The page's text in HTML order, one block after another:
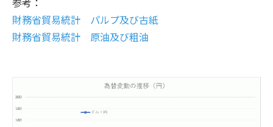
財務省貿易統計 パルプ及び古紙
財務省貿易統計 原油及び粗油